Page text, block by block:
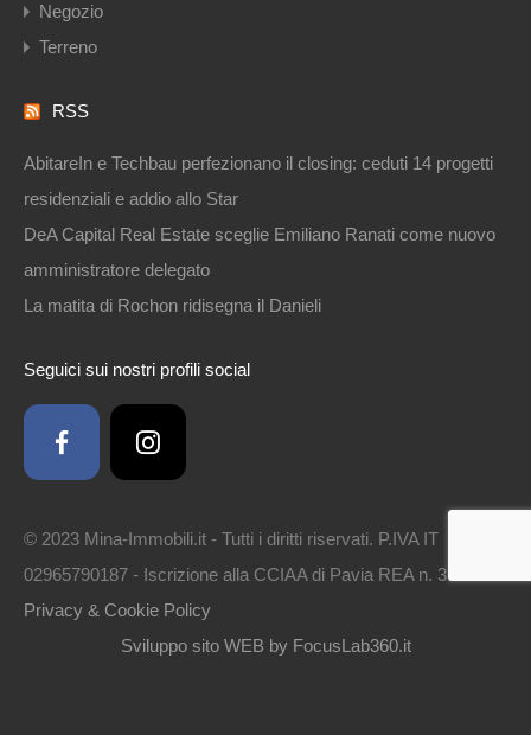
Negozio
Terreno
RSS
AbitareIn e Techbau perfezionano il closing: ceduti 14 progetti
residenziali e addio allo Star
DeA Capital Real Estate sceglie Emiliano Ranati come nuovo
amministratore delegato
La matita di Rochon ridisegna il Danieli
Seguici sui nostri profili social
© 2023 Mina-Immobili.it - Tutti i diritti riservati. P.IVA IT
02965790187 - Iscrizione alla CCIAA di Pavia REA n. 314561 -
Privacy & Cookie Policy
Sviluppo sito WEB by FocusLab360.it